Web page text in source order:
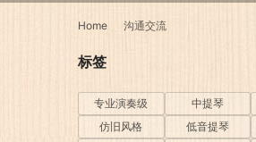
Home 沟通交流
标签
专业演奏级 中提琴
仿旧风格
低音提琴